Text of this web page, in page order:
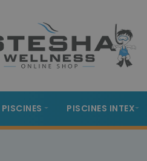
PISCINES PISCINES INTEX